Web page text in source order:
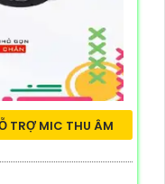
TRỢ MIC THU ÂM